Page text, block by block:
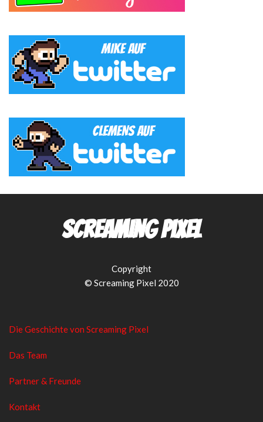
Screaming Pixel
Copyright
© Screaming Pixel 2020
Die Geschichte von Screaming Pixel
Das Team
Partner & Freunde
Kontakt